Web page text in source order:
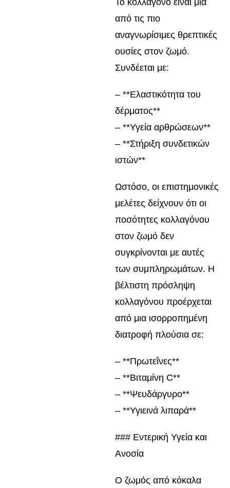
Το κολλαγόνο είναι μία
από τις πιο
αναγνωρίσιμες θρεπτικές
ουσίες στον ζωμό.
Συνδέεται με:
– **Ελαστικότητα του
δέρματος**
– **Υγεία αρθρώσεων**
– **Στήριξη συνδετικών
ιστών**
Ωστόσο, οι επιστημονικές
μελέτες δείχνουν ότι οι
ποσότητες κολλαγόνου
στον ζωμό δεν
συγκρίνονται με αυτές
των συμπληρωμάτων. Η
βέλτιστη πρόσληψη
κολλαγόνου προέρχεται
από μια ισορροπημένη
διατροφή πλούσια σε:
– **Πρωτεΐνες**
– **Βιταμίνη C**
– **Ψευδάργυρο**
– **Υγιεινά λιπαρά**
### Εντερική Υγεία και
Ανοσία
Ο ζωμός από κόκαλα